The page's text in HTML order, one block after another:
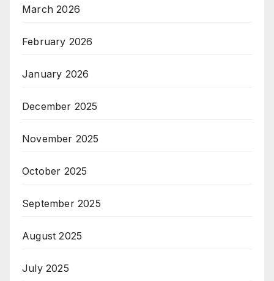
March 2026
February 2026
January 2026
December 2025
November 2025
October 2025
September 2025
August 2025
July 2025